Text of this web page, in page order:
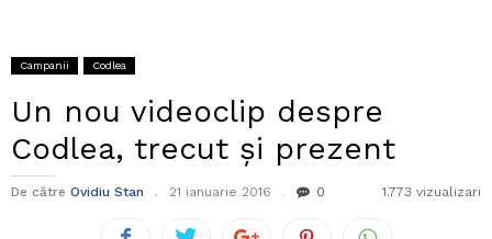
Campanii Codlea
Un nou videoclip despre
Codlea, trecut și prezent
De către Ovidiu Stan 21 ianuarie 2016 0 1.773 vizualizari